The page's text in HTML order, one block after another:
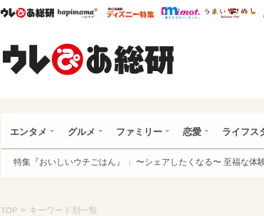
ウレぴあ総研ハピママ* ウレぴあ総研 ディズ
mimot.
エンタメ グルメ ファミリー 恋愛 ライフス
特集『おいしいウチごはん』 〜シェアしたくなる〜 至福な体
TOP > キーワード別一覧